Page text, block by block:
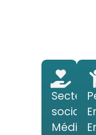
Secteur
social